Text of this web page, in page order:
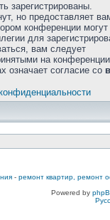
зарегистрированы.
но предоставляет
конференции
для
вам следует
на
означает согласие со
- ремонт квартир, ремонт
Powered by